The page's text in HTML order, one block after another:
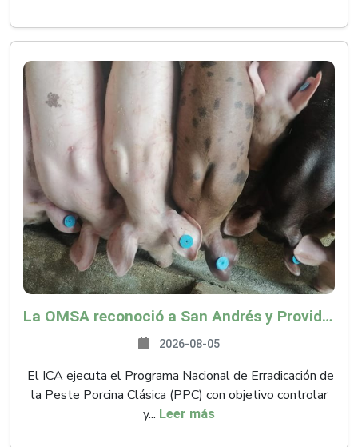
La OMSA reconoció a San Andrés y Providencia como zona libre de Peste Porcina Clásica (PPC)
2026-08-05
El ICA ejecuta el Programa Nacional de Erradicación de
la Peste Porcina Clásica (PPC) con objetivo controlar
y... Leer más